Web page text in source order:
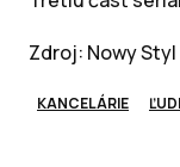
Zdroj: Nowy
KANCELÁRIE